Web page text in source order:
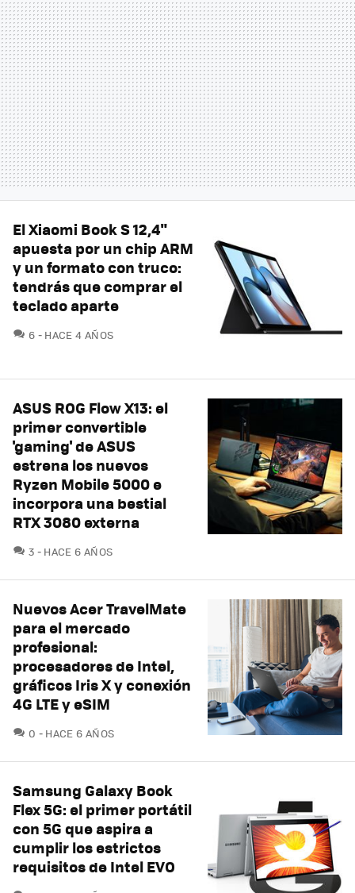
El Xiaomi Book S 12,4"
apuesta por un chip ARM
y un formato con truco:
tendrás que comprar el
teclado aparte
6 COMENTARIOS
HACE 4 AÑOS
ASUS ROG Flow X13: el
primer convertible
'gaming' de ASUS
estrena los nuevos
Ryzen Mobile 5000 e
incorpora una bestial
RTX 3080 externa
3 COMENTARIOS
HACE 6 AÑOS
Nuevos Acer TravelMate
para el mercado
profesional:
procesadores de Intel,
gráficos Iris X y conexión
4G LTE y eSIM
0 COMENTARIOS
HACE 6 AÑOS
Samsung Galaxy Book
Flex 5G: el primer portátil
con 5G que aspira a
cumplir los estrictos
requisitos de Intel EVO